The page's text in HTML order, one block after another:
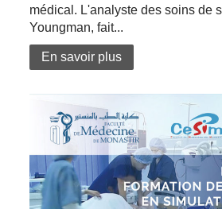
médical. L'analyste des soins de
Youngman, fait...
En savoir plus